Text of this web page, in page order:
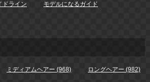
ドライン モデルになるガイド
ミディアムヘアー (968) ロングヘアー (982)